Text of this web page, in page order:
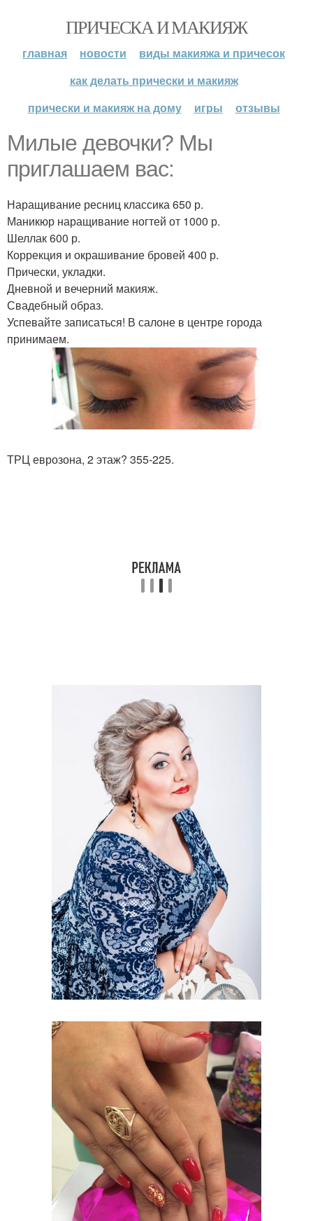
ПРИЧЕСКА И МАКИЯЖ
главная новости
виды макияжа и причесок
как делать прически и макияж
прически и макияж на дому
игры отзывы
Милые девочки? Мы
приглашаем вас:
Наращивание ресниц классика 650 р.
Маникюр наращивание ногтей от 1000 р.
Шеллак 600 р.
Коррекция и окрашивание бровей 400 р.
Прически, укладки.
Дневной и вечерний макияж.
Свадебный образ.
Успевайте записаться! В салоне в центре города
принимаем.
ТРЦ еврозона, 2 этаж? 355-225.